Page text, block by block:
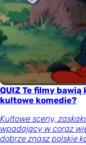
QUIZ Te filmy
kultowe komedie?
Kultowe sceny,
wpadający w coraz
dobrze znasz polskie